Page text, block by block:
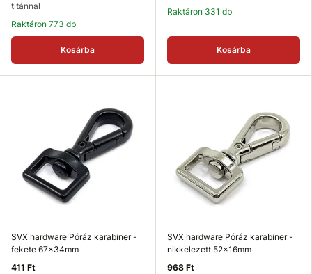
titánnal
Raktáron 773 db
Kosárba
Raktáron 331 db
Kosárba
SVX hardware Póráz karabiner -
fekete 67x34mm
411 Ft
SVX hardware Póráz karabiner -
nikkelezett 52x16mm
968 Ft